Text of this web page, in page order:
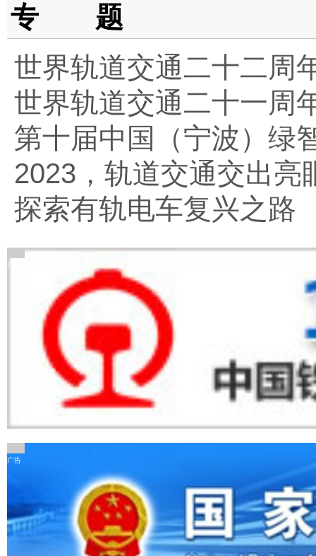
专 题
世界轨道交通二十二周
世界轨道交通二十一周
第十届中国（宁波）绿
2023，轨道交通交出亮
探索有轨电车复兴之路
广告
广告